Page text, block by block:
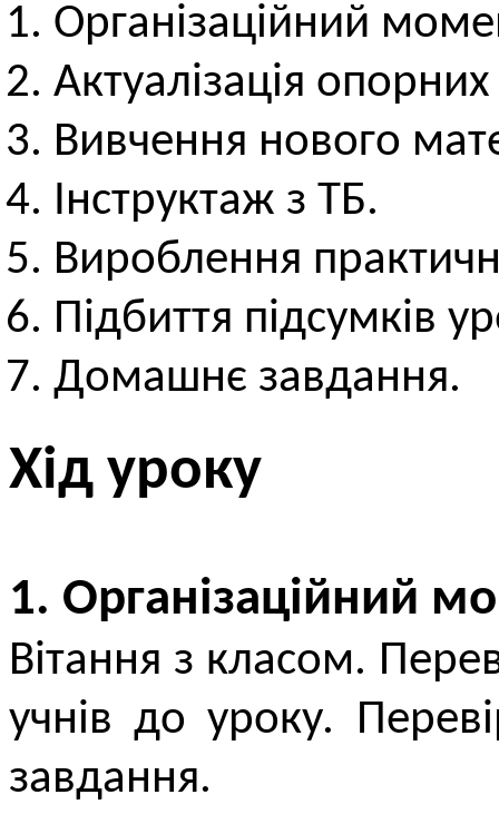
Організаційний
Актуалізація
Вивчення нового
Інструктаж з ТБ.
Вироблення
Підбиття підсумків
Домашнє завдання.
Хід уроку
1. Організаційний
Вітання з класом.
учнів до уроку.
завдання.